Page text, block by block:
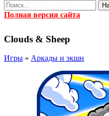
Полная версия сайта
Clouds & Sheep
Игры » Аркады и экшн